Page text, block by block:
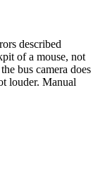
described
of a mouse, not
bus camera does
louder. Manual